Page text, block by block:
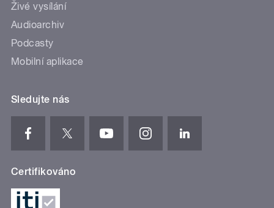
Živé vysílání
Audioarchiv
Podcasty
Mobilní aplikace
Sledujte nás
Certifikováno